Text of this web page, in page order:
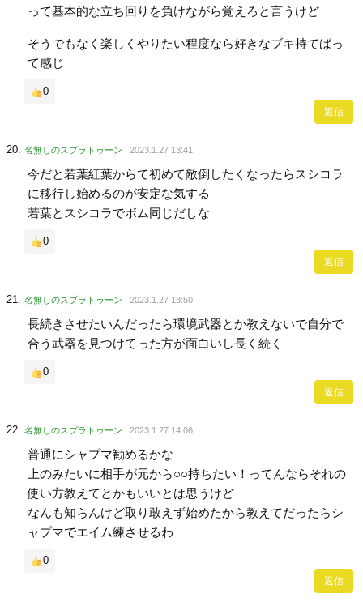
って基本的な立ち回りを負けながら覚えろと言うけど
そうでもなく楽しくやりたい程度なら好きなブキ持てばっ
て感じ
0
返信
名無しのスプラトゥーン 2023.1.27 13:41
今だと若葉紅葉からて初めて敵倒したくなったらスシコラ
に移行し始めるのが安定な気する
若葉とスシコラでボム同じだしな
0
返信
名無しのスプラトゥーン 2023.1.27 13:50
長続きさせたいんだったら環境武器とか教えないで自分で
合う武器を見つけてった方が面白いし長く続く
0
返信
名無しのスプラトゥーン 2023.1.27 14:06
普通にシャプマ勧めるかな
上のみたいに相手が元から○○持ちたい！ってんならそれの
使い方教えてとかもいいとは思うけど
なんも知らんけど取り敢えず始めたから教えてだったらシ
ャプマでエイム練させるわ
0
返信